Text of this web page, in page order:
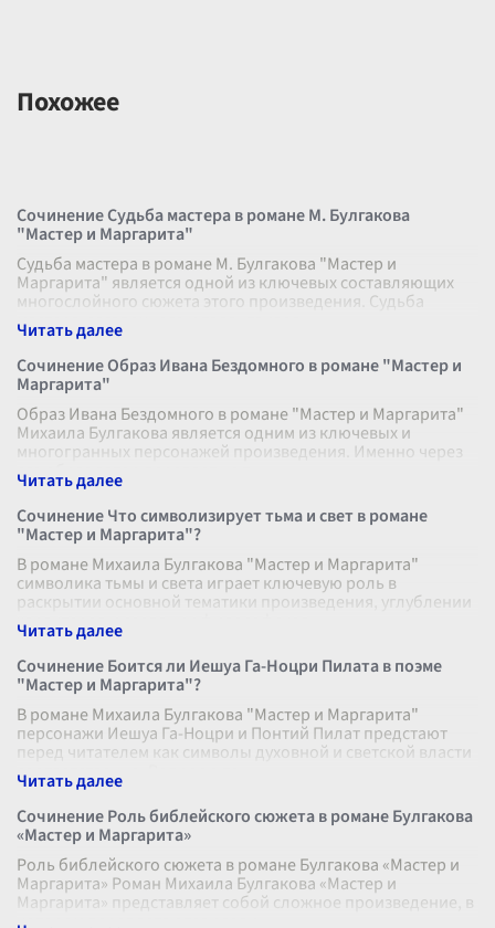
Похожее
Сочинение Судьба мастера в романе М. Булгакова
"Мастер и Маргарита"
Судьба мастера в романе М. Булгакова "Мастер и
Маргарита" является одной из ключевых составляющих
многослойного сюжета этого произведения. Судьба
мастера, загадочного и талантливог
Сочинение Образ Ивана Бездомного в романе "Мастер и
Маргарита"
Образ Ивана Бездомного в романе "Мастер и Маргарита"
Михаила Булгакова является одним из ключевых и
многогранных персонажей произведения. Именно через
его образ автор передает не т
Сочинение Что символизирует тьма и свет в романе
"Мастер и Маргарита"?
В романе Михаила Булгакова "Мастер и Маргарита"
символика тьмы и света играет ключевую роль в
раскрытии основной тематики произведения, углублении
характеров и создании философског
Сочинение Боится ли Иешуа Га-Ноцри Пилата в поэме
"Мастер и Маргарита"?
В романе Михаила Булгакова "Мастер и Маргарита"
персонажи Иешуа Га-Ноцри и Понтий Пилат предстают
перед читателем как символы духовной и светской власти
соответственно. Вопрос о то
Сочинение Роль библейского сюжета в романе Булгакова
«Мастер и Маргарита»
Роль библейского сюжета в романе Булгакова «Мастер и
Маргарита» Роман Михаила Булгакова «Мастер и
Маргарита» представляет собой сложное произведение, в
котором переплетаются разли